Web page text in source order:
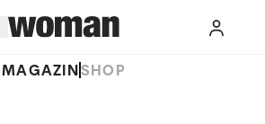
MAGAZINSHOP